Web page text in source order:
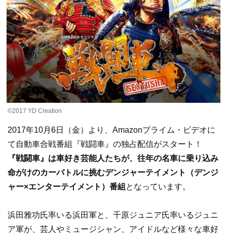
©2017 YD Creation
2017年10月6日（金）より、Amazonプライム・ビデオに
て自動車合戦番組『戦闘車』の独占配信がスタート！
『戦闘車』は車好き芸能人たちが、往年の名車に乗り込み
命がけのカーバトルに挑むデンジャーテイメント（デンジ
ャー×エンターテイメント）番組 となっています。
浜田雅功氏率いる浜田軍と、千原ジュニア氏率いるジュニ
ア軍が、芸人やミュージシャン、アイドルなど様々な車好